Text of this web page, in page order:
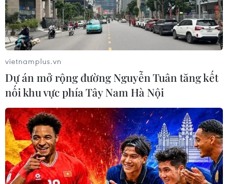
TIN CÙNG CHUYÊN MỤC
Vụ chuyên Tuyên Quang: Thu hồi,
huỷ bỏ giấy chứng nhận kết quả thi
đã cấp
06/08/2026 13:55
Khuyến khích các cơ sở giáo dục đại
học cạnh tranh bằng chất lượng
vietnamplus.vn
Dự án mở rộng đường Nguyễn Tuân tăng kết
nối khu vực phía Tây Nam Hà Nội